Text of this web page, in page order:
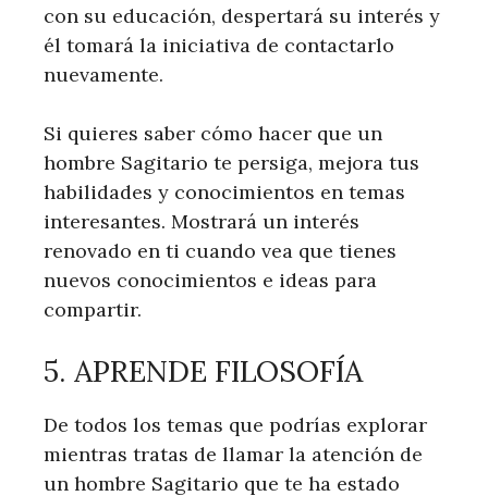
con su educación, despertará su interés y
él tomará la iniciativa de contactarlo
nuevamente.
Si quieres saber cómo hacer que un
hombre Sagitario te persiga, mejora tus
habilidades y conocimientos en temas
interesantes. Mostrará un interés
renovado en ti cuando vea que tienes
nuevos conocimientos e ideas para
compartir.
5. APRENDE FILOSOFÍA
De todos los temas que podrías explorar
mientras tratas de llamar la atención de
un hombre Sagitario que te ha estado